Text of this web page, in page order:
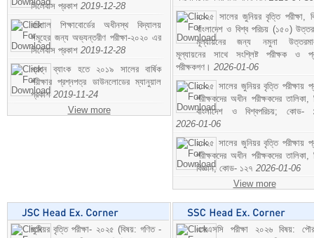
সিলেবাস প্রকাশ 2019-12-28
বরিশাল শিক্ষাবোর্ডের অধীনস্থ বিদ্যালয়
সমূহের জন্য অভ্যন্তরীণ পরীক্ষা-২০২০ এর
সিলেবাস প্রকাশ 2019-12-28
প্রশ্ন ব্যাংক হতে ২০১৯ সালের বার্ষিক
পরীক্ষার প্রশ্নপত্র ডাউনলোডের ম্যানুয়াল
প্রকাশ 2019-11-24
View more
২০২৫ সালের জুনিয়র বৃত্তি পরীক্ষা,
বাংলাদেশ ও বিশ্ব পরিচয় (১৫০)
মূল্যায়নের জন্য নমুনা
মূল্যায়নের সাথে সংশ্লিষ্ট পরীক্ষক ও
পরীক্ষকগণ। 2026-01-06
২০২৫ সালের জুনিয়র বৃত্তি পরীক্ষায়
পরীক্ষকদের অধীন পরীক্ষকদের তালিকা,
বাংলাদেশ ও বিশ্বপরিচয়; কোড-
2026-01-06
২০২৫ সালের জুনিয়র বৃত্তি পরীক্ষায়
পরীক্ষকদের অধীন পরীক্ষকদের তালিকা,
বিজ্ঞান; কোড- ১২৭ 2026-01-06
View more
জুনিয়র বৃত্তি পরীক্ষা- ২০২৫ (বিষয়: গণিত -
এসএসসি পরীক্ষা ২০২৬ বিষয়: